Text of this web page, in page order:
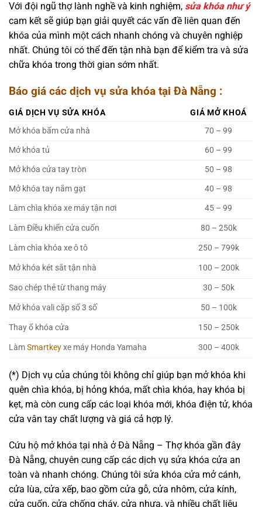
Với đội ngũ thợ lành nghề và kinh nghiệm, sửa khóa như ý
cam kết sẽ giúp bạn giải quyết các vấn đề liên quan đến
khóa của mình một cách nhanh chóng và chuyên nghiệp
nhất. Chúng tôi có thể đến tận nhà bạn để kiểm tra và sửa
chữa khóa trong thời gian sớm nhất.
Báo giá các dịch vụ sửa khóa tại Đà Nẵng :
GIÁ DỊCH VỤ SỬA KHÓA
GIÁ MỞ KHOÁ
Mở khóa bấm cửa nhà
70 – 99
Mở khóa tủ
60 – 99
Mở khóa cửa tay tròn
50 – 98
Mở khóa tay nắm gạt
40 – 98
Làm chìa khóa xe máy tận nơi
45 – 99
Làm Điều khiển cửa cuốn
80 – 250k
Làm chìa khóa xe ô tô
250 – 799k
Mở khóa két sắt tận nhà
100 – 200k
Sao chép thẻ từ thang máy
30 – 50k
Mở khóa vali cặp số 3 số
50 – 100k
Thay ổ khóa cửa
150 – 250k
LàmSmartkeyxe máy Honda Yamaha 300 – 400k
(*) Dịch vụ của chúng tôi không chỉ giúp bạn mở khóa khi
quên chìa khóa, bị hỏng khóa, mất chìa khóa, hay khóa bị
kẹt, mà còn cung cấp các loại khóa mới, khóa điện tử, khóa
cửa vân tay chất lượng và giá cả hợp lý.
Cứu hộ mở khóa tại nhà ở Đà Nẵng – Thợ khóa gần đây
Đà Nẵng, chuyên cung cấp các dịch vụ sửa khóa cửa an
toàn và nhanh chóng. Chúng tôi sửa khóa cửa mở cánh,
cửa lùa, cửa xếp, bao gồm cửa gỗ, cửa nhôm, cửa kính,
cửa cuốn, cửa chống cháy, cửa nhựa, và nhiều chất liệu